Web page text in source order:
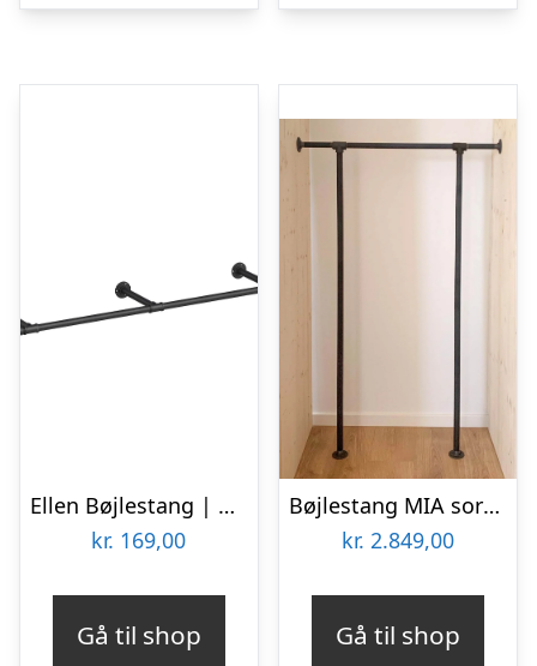
Ellen Bøjlestang | Pladsbesparende Opbevaring
kr. 169,00
Gå til shop
Bøjlestang MIA sort | Bestil på specialmål
kr. 2.849,00
Gå til shop